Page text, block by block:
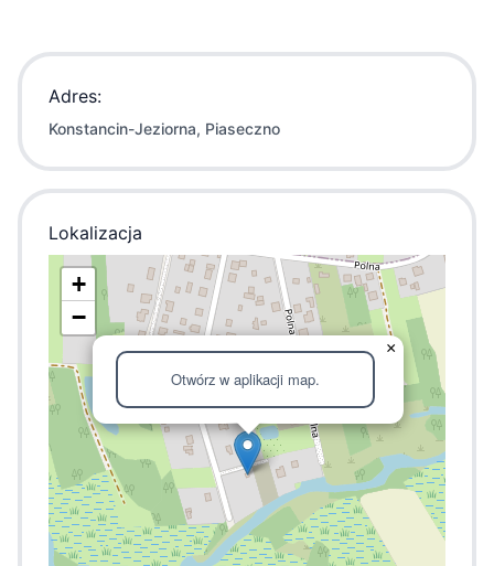
Adres:
Konstancin-Jeziorna, Piaseczno
Lokalizacja
Otwórz w aplikacji map.
×
+
−